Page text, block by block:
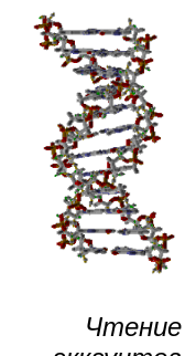
Форум
Форум
Чтение
через
Чтение